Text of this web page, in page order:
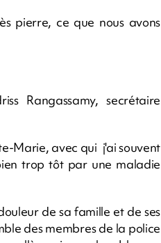
pierre, ce que nous avons
Rangassamy, secrétaire
Marie, avec qui j'ai souvent
trop tôt par une maladie
de sa famille et de ses
des membres de la police